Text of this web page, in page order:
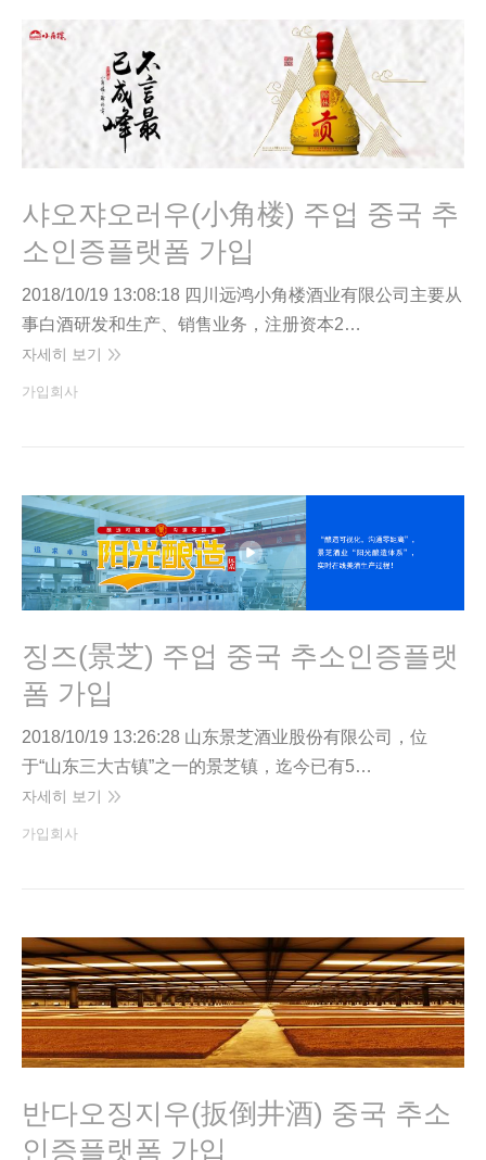
샤오쟈오러우(小角楼) 주업 중국 추
소인증플랫폼 가입
2018/10/19 13:08:18 四川远鸿小角楼酒业有限公司主要从
事白酒研发和生产、销售业务，注册资本2…
자세히 보기
가입회사
징즈(景芝) 주업 중국 추소인증플랫
폼 가입
2018/10/19 13:26:28 山东景芝酒业股份有限公司，位
于“山东三大古镇”之一的景芝镇，迄今已有5…
자세히 보기
가입회사
반다오징지우(扳倒井酒) 중국 추소
인증플랫폼 가입